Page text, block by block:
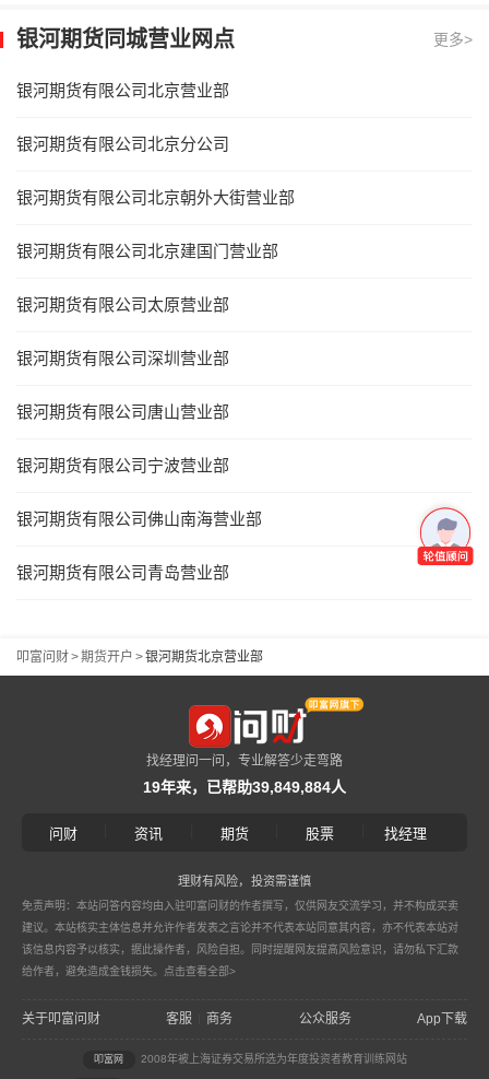
银河期货同城营业网点 更多>
银河期货有限公司北京营业部
银河期货有限公司北京分公司
银河期货有限公司北京朝外大街营业部
银河期货有限公司北京建国门营业部
银河期货有限公司太原营业部
银河期货有限公司深圳营业部
银河期货有限公司唐山营业部
银河期货有限公司宁波营业部
银河期货有限公司佛山南海营业部
银河期货有限公司青岛营业部
叩富问财>期货开户 >银河期货北京营业部
找经理问一问，专业解答少走弯路
19年来，已帮助39,849,884人
问财 资讯 期货 股票 找经理
理财有风险，投资需谨慎
免责声明：本站问答内容均由入驻叩富问财的作者撰写，仅供网友交流学习，并不构成买卖
建议。本站核实主体信息并允许作者发表之言论并不代表本站同意其内容，亦不代表本站对
该信息内容予以核实，据此操作者，风险自担。同时提醒网友提高风险意识，请勿私下汇款
给作者，避免造成金钱损失。 点击查看全部>
关于叩富问财 客服 商务 公众服务 App下载
叩富网 2008年被上海证券交易所选为年度投资者教育训练网站